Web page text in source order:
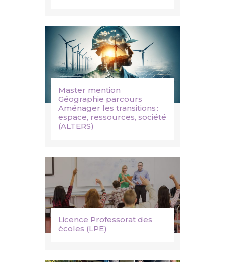
Master mention
Géographie parcours
Aménager les transitions :
espace, ressources, société
(ALTERS)
Licence Professorat des
écoles (LPE)